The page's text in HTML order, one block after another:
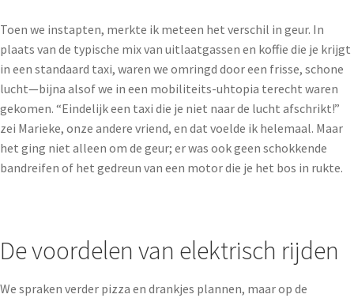
Toen we instapten, merkte ik meteen het verschil in geur. In
plaats van de typische mix van uitlaatgassen en koffie die je krijgt
in een standaard taxi, waren we omringd door een frisse, schone
lucht—bijna alsof we in een mobiliteits-uhtopia terecht waren
gekomen. “Eindelijk een taxi die je niet naar de lucht afschrikt!”
zei Marieke, onze andere vriend, en dat voelde ik helemaal. Maar
het ging niet alleen om de geur; er was ook geen schokkende
bandreifen of het gedreun van een motor die je het bos in rukte.
De voordelen van elektrisch rijden
We spraken verder pizza en drankjes plannen, maar op de